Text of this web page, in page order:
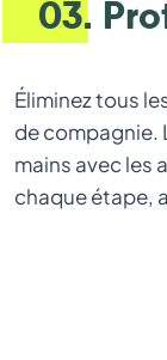
03.
Éliminez tous
de compagnie.
mains avec les
chaque étape,